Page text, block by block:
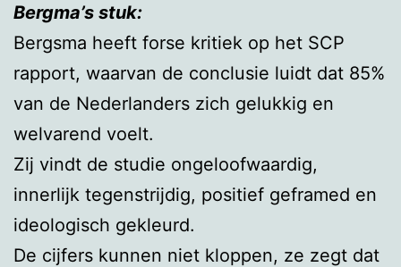
Bergma’s stuk:
Bergsma heeft forse kritiek op het SCP
rapport, waarvan de conclusie luidt dat 85%
van de Nederlanders zich gelukkig en
welvarend voelt.
Zij vindt de studie ongeloofwaardig,
innerlijk tegenstrijdig, positief geframed en
ideologisch gekleurd.
De cijfers kunnen niet kloppen, ze zegt dat